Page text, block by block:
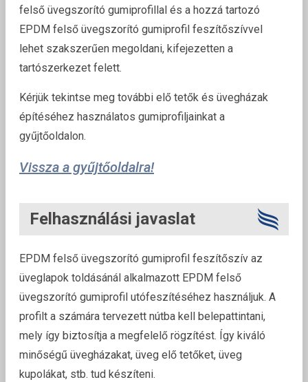
felső üvegszorító gumiprofillal és a hozzá tartozó
EPDM felső üvegszorító gumiprofil feszítőszívvel
lehet szakszerűen megoldani, kifejezetten a
tartószerkezet felett.
Kérjük tekintse meg további elő tetők és üvegházak
építéséhez használatos gumiprofiljainkat a
gyűjtőoldalon.
Vissza a gyűjtőoldalra!
Felhasználási javaslat
EPDM felső üvegszorító gumiprofil feszítőszív az
üveglapok toldásánál alkalmazott EPDM felső
üvegszorító gumiprofil utófeszítéséhez használjuk. A
profilt a számára tervezett nútba kell belepattintani,
mely így biztosítja a megfelelő rögzítést. Így kiváló
minőségű üvegházakat, üveg elő tetőket, üveg
kupolákat, stb. tud készíteni.